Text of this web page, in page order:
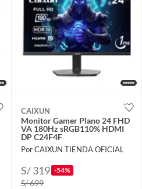
CAIXUN
Monitor Gamer Plano 24 FHD
VA 180Hz sRGB110% HDMI
DP C24F4F
Por CAIXUN TIENDA OFICIAL
S/ 319 -54%
S/ 699